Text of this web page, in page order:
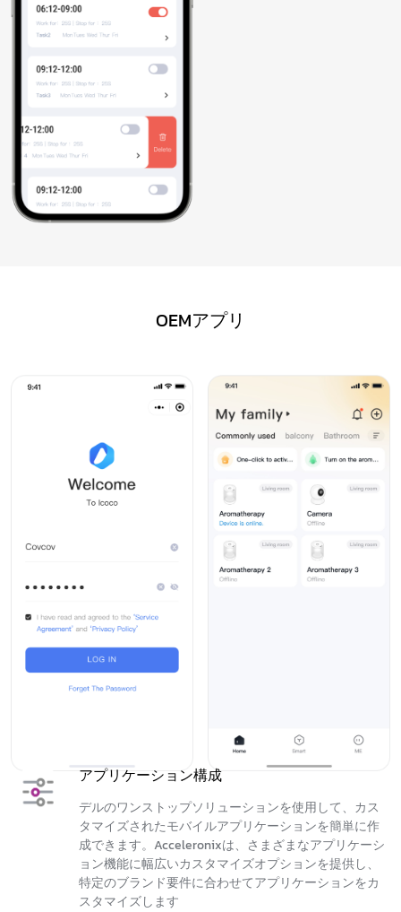
OEMアプリ
アプリケーション構成
デルのワンストップソリューションを使用して、カス
タマイズされたモバイルアプリケーションを簡単に作
成できます。Acceleronixは、さまざまなアプリケーシ
ョン機能に幅広いカスタマイズオプションを提供し、
特定のブランド要件に合わせてアプリケーションをカ
スタマイズします